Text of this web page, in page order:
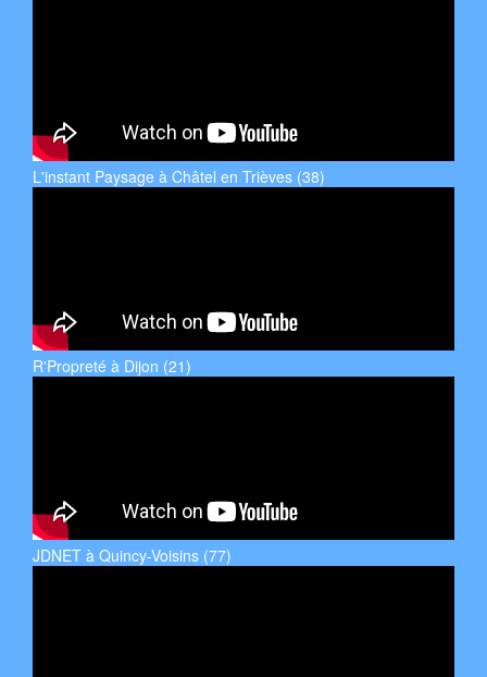
L'instant Paysage à Châtel en Trièves (38)
R'Propreté à Dijon (21)
JDNET à Quincy-Voisins (77)